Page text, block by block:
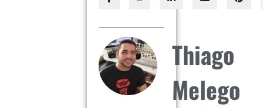
Thiago
Melego